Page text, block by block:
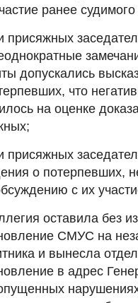
ранее
присяжных
допускались
что
на оценке
присяжных
о потерпевших,
с их
оставила без
СМУС на
и вынесла
в адрес